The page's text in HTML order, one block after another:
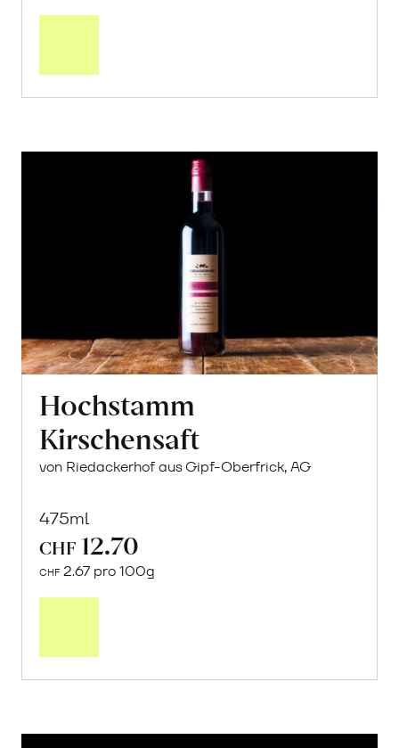
Hochstamm
Kirschensaft
von Riedackerhof aus Gipf-Oberfrick, AG
475ml
CHF 12.70
CHF 2.67 pro 100g